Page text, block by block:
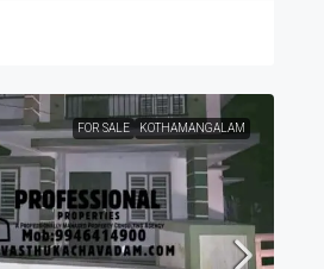
FOR SALE KOTHAMANGALAM